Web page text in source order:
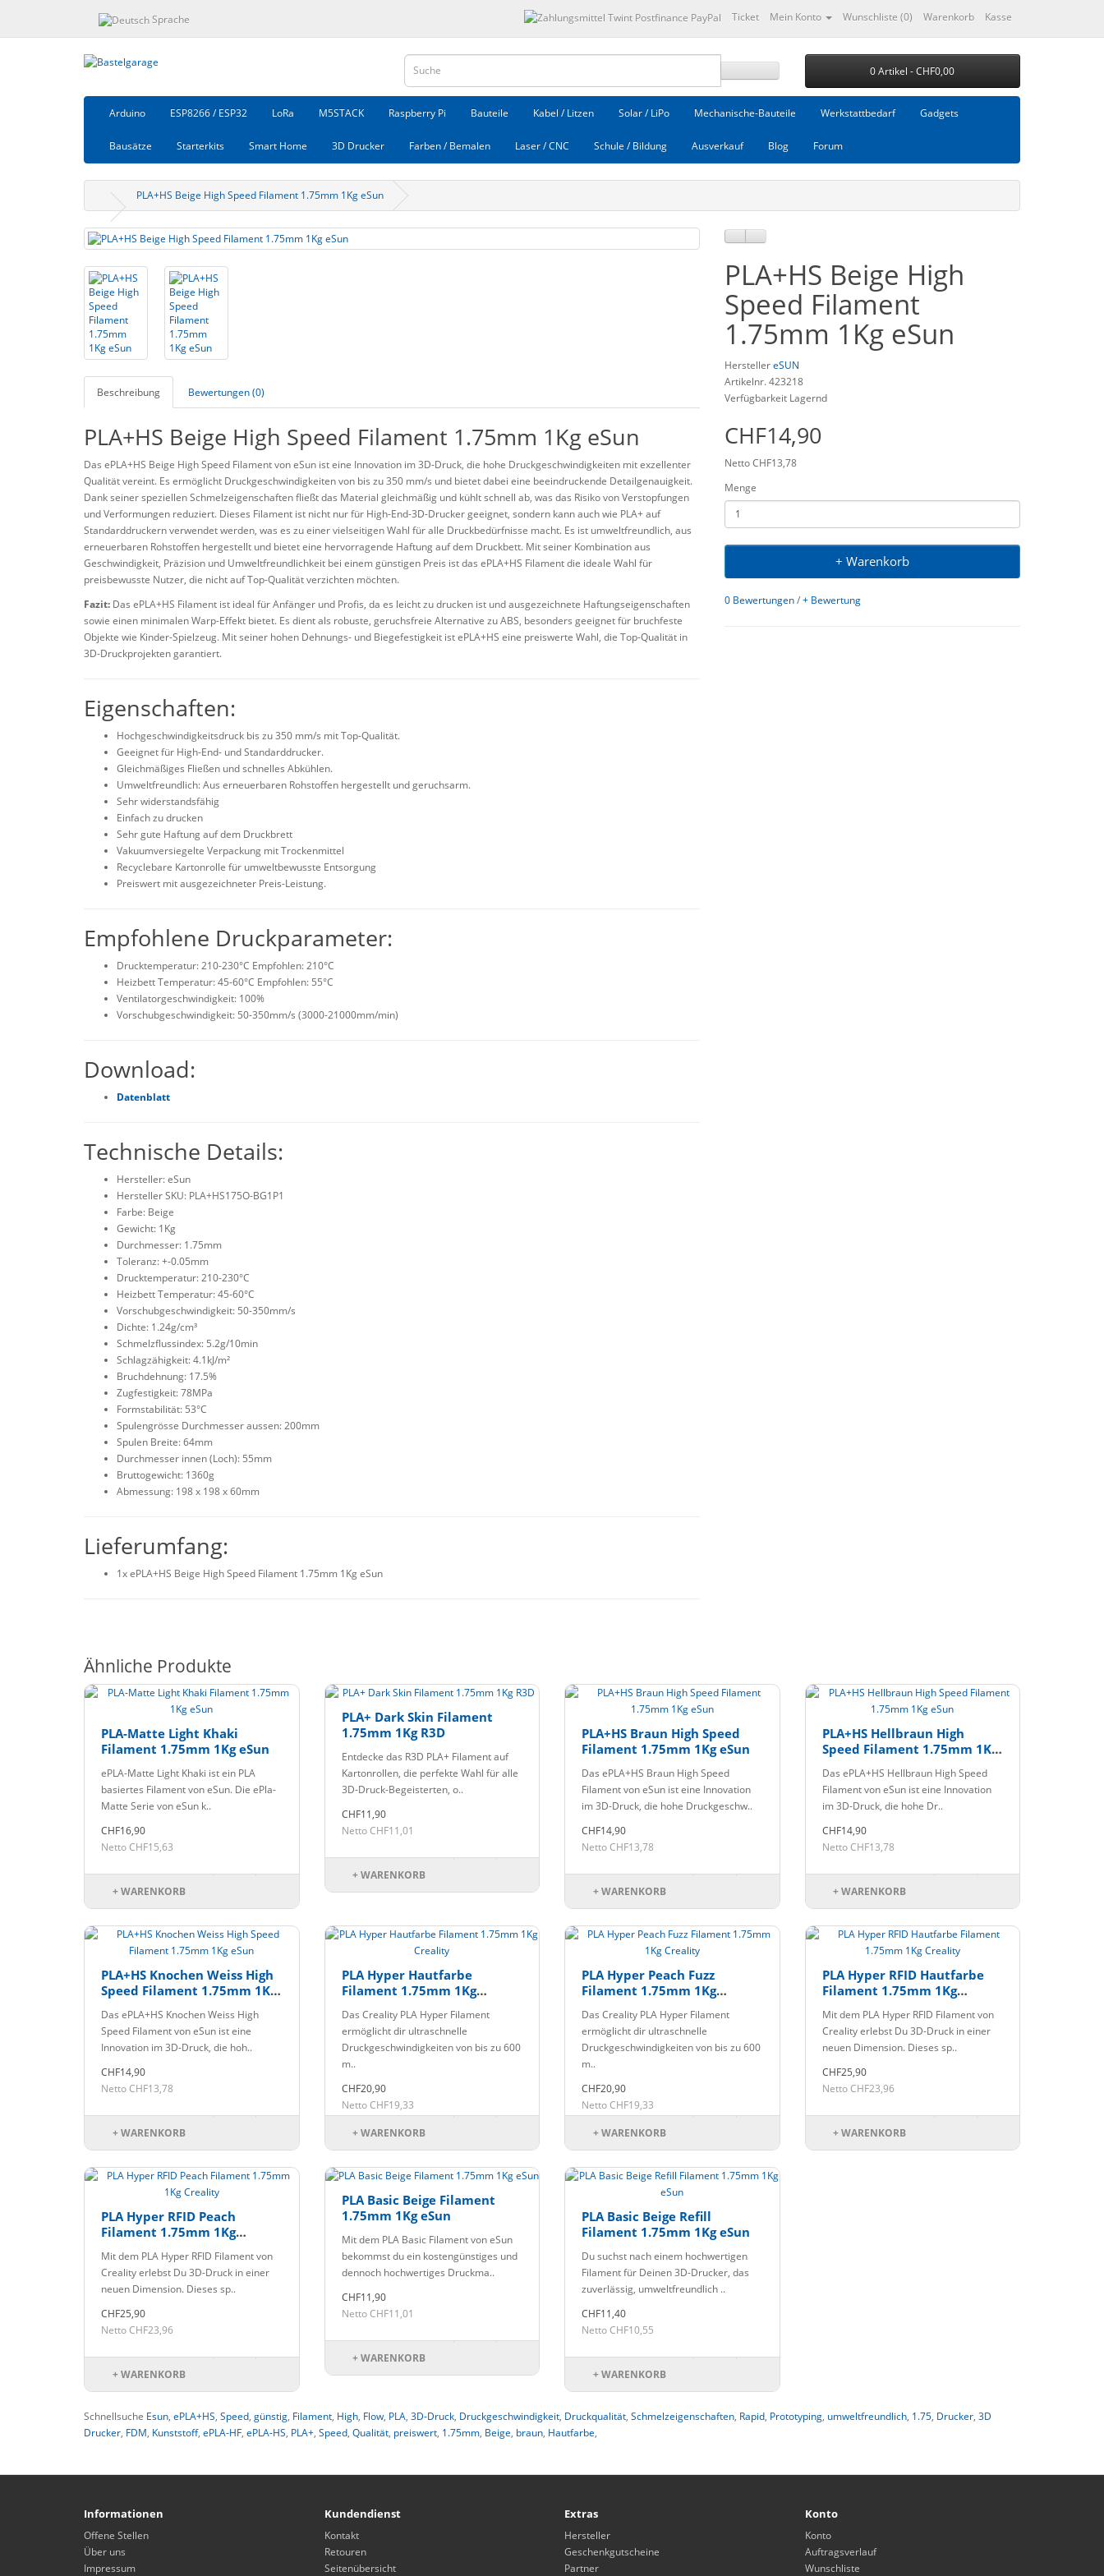
Sprache Ticket Mein Konto Wunschliste (0) Warenkorb Kasse
0 Artikel - CHF0,00
Arduino ESP8266 / ESP32 LoRa M5STACK Raspberry Pi Bauteile Kabel / Litzen Solar / LiPo Mechanische-Bauteile Werkstattbedarf Gadgets
Bausätze Starterkits Smart Home 3D Drucker Farben / Bemalen Laser / CNC Schule / Bildung Ausverkauf Blog Forum
PLA+HS Beige High Speed Filament 1.75mm 1Kg eSun
Beschreibung Bewertungen (0)
PLA+HS Beige High Speed Filament 1.75mm 1Kg eSun
Das ePLA+HS Beige High Speed Filament von eSun ist eine Innovation im 3D-Druck, die hohe Druckgeschwindigkeiten mit exzellenter
Qualität vereint. Es ermöglicht Druckgeschwindigkeiten von bis zu 350 mm/s und bietet dabei eine beeindruckende Detailgenauigkeit.
Dank seiner speziellen Schmelzeigenschaften fließt das Material gleichmäßig und kühlt schnell ab, was das Risiko von Verstopfungen
und Verformungen reduziert. Dieses Filament ist nicht nur für High-End-3D-Drucker geeignet, sondern kann auch wie PLA+ auf
Standarddruckern verwendet werden, was es zu einer vielseitigen Wahl für alle Druckbedürfnisse macht. Es ist umweltfreundlich, aus
erneuerbaren Rohstoffen hergestellt und bietet eine hervorragende Haftung auf dem Druckbett. Mit seiner Kombination aus
Geschwindigkeit, Präzision und Umweltfreundlichkeit bei einem günstigen Preis ist das ePLA+HS Filament die ideale Wahl für
preisbewusste Nutzer, die nicht auf Top-Qualität verzichten möchten.
Fazit: Das ePLA+HS Filament ist ideal für Anfänger und Profis, da es leicht zu drucken ist und ausgezeichnete Haftungseigenschaften
sowie einen minimalen Warp-Effekt bietet. Es dient als robuste, geruchsfreie Alternative zu ABS, besonders geeignet für bruchfeste
Objekte wie Kinder-Spielzeug. Mit seiner hohen Dehnungs- und Biegefestigkeit ist ePLA+HS eine preiswerte Wahl, die Top-Qualität in
3D-Druckprojekten garantiert.
Eigenschaften:
Hochgeschwindigkeitsdruck bis zu 350 mm/s mit Top-Qualität.
Geeignet für High-End- und Standarddrucker.
Gleichmäßiges Fließen und schnelles Abkühlen.
Umweltfreundlich: Aus erneuerbaren Rohstoffen hergestellt und geruchsarm.
Sehr widerstandsfähig
Einfach zu drucken
Sehr gute Haftung auf dem Druckbrett
Vakuumversiegelte Verpackung mit Trockenmittel
Recyclebare Kartonrolle für umweltbewusste Entsorgung
Preiswert mit ausgezeichneter Preis-Leistung.
Empfohlene Druckparameter:
Drucktemperatur: 210-230°C Empfohlen: 210°C
Heizbett Temperatur: 45-60°C Empfohlen: 55°C
Ventilatorgeschwindigkeit: 100%
Vorschubgeschwindigkeit: 50-350mm/s (3000-21000mm/min)
Download:
Datenblatt
Technische Details:
Hersteller: eSun
Hersteller SKU: PLA+HS175O-BG1P1
Farbe: Beige
Gewicht: 1Kg
Durchmesser: 1.75mm
Toleranz: +-0.05mm
Drucktemperatur: 210-230°C
Heizbett Temperatur: 45-60°C
Vorschubgeschwindigkeit: 50-350mm/s
Dichte: 1.24g/cm³
Schmelzflussindex: 5.2g/10min
Schlagzähigkeit: 4.1kJ/m²
Bruchdehnung: 17.5%
Zugfestigkeit: 78MPa
Formstabilität: 53°C
Spulengrösse Durchmesser aussen: 200mm
Spulen Breite: 64mm
Durchmesser innen (Loch): 55mm
Bruttogewicht: 1360g
Abmessung: 198 x 198 x 60mm
Lieferumfang:
1x ePLA+HS Beige High Speed Filament 1.75mm 1Kg eSun
PLA+HS Beige High
Speed Filament
1.75mm 1Kg eSun
HerstellereSUN
Artikelnr. 423218
Verfügbarkeit Lagernd
CHF14,90
Netto CHF13,78
Menge
+ Warenkorb
0 Bewertungen/+ Bewertung
Ähnliche Produkte
PLA-Matte Light Khaki
Filament 1.75mm 1Kg eSun
ePLA-Matte Light Khaki ist ein PLA
basiertes Filament von eSun. Die ePla-
Matte Serie von eSun k..
CHF16,90
Netto CHF15,63
+ WARENKORB
PLA+ Dark Skin Filament
1.75mm 1Kg R3D
Entdecke das R3D PLA+ Filament auf
Kartonrollen, die perfekte Wahl für alle
3D-Druck-Begeisterten, o..
CHF11,90
Netto CHF11,01
+ WARENKORB
PLA+HS Braun High Speed
Filament 1.75mm 1Kg eSun
Das ePLA+HS Braun High Speed
Filament von eSun ist eine Innovation
im 3D-Druck, die hohe Druckgeschw..
CHF14,90
Netto CHF13,78
+ WARENKORB
PLA+HS Hellbraun High
Speed Filament 1.75mm 1Kg
Das ePLA+HS Hellbraun High Speed
Filament von eSun ist eine Innovation
im 3D-Druck, die hohe Dr..
CHF14,90
Netto CHF13,78
+ WARENKORB
PLA+HS Knochen Weiss High
Speed Filament 1.75mm 1Kg
Das ePLA+HS Knochen Weiss High
Speed Filament von eSun ist eine
Innovation im 3D-Druck, die hoh..
CHF14,90
Netto CHF13,78
+ WARENKORB
PLA Hyper Hautfarbe
Filament 1.75mm 1Kg
Das Creality PLA Hyper Filament
ermöglicht dir ultraschnelle
Druckgeschwindigkeiten von bis zu 600
m..
CHF20,90
Netto CHF19,33
+ WARENKORB
PLA Hyper Peach Fuzz
Filament 1.75mm 1Kg
Das Creality PLA Hyper Filament
ermöglicht dir ultraschnelle
Druckgeschwindigkeiten von bis zu 600
m..
CHF20,90
Netto CHF19,33
+ WARENKORB
PLA Hyper RFID Hautfarbe
Filament 1.75mm 1Kg
Mit dem PLA Hyper RFID Filament von
Creality erlebst Du 3D-Druck in einer
neuen Dimension. Dieses sp..
CHF25,90
Netto CHF23,96
+ WARENKORB
PLA Hyper RFID Peach
Filament 1.75mm 1Kg
Mit dem PLA Hyper RFID Filament von
Creality erlebst Du 3D-Druck in einer
neuen Dimension. Dieses sp..
CHF25,90
Netto CHF23,96
+ WARENKORB
PLA Basic Beige Filament
1.75mm 1Kg eSun
Mit dem PLA Basic Filament von eSun
bekommst du ein kostengünstiges und
dennoch hochwertiges Druckma..
CHF11,90
Netto CHF11,01
+ WARENKORB
PLA Basic Beige Refill
Filament 1.75mm 1Kg eSun
Du suchst nach einem hochwertigen
Filament für Deinen 3D-Drucker, das
zuverlässig, umweltfreundlich ..
CHF11,40
Netto CHF10,55
+ WARENKORB
Schnellsuche Esun, ePLA+HS, Speed, günstig, Filament, High, Flow, PLA, 3D-Druck, Druckgeschwindigkeit, Druckqualität, Schmelzeigenschaften, Rapid, Prototyping, umweltfreundlich, 1.75, Drucker, 3D
Drucker, FDM, Kunststoff, ePLA-HF, ePLA-HS, PLA+, Speed, Qualität, preiswert, 1.75mm, Beige, braun, Hautfarbe,
Informationen
Offene Stellen
Über uns
Impressum
Kundendienst
Kontakt
Retouren
Seitenübersicht
Extras
Hersteller
Geschenkgutscheine
Partner
Konto
Konto
Auftragsverlauf
Wunschliste